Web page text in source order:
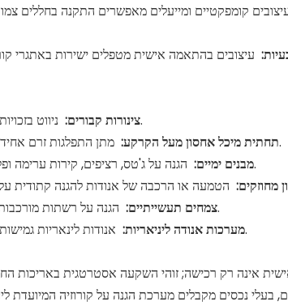
קומפקטיים ומייעלים מאפשרים התקנה בחללים
עיצובים בהתאמה אישית מטפלים ישירות באתגרי
צינורות קבורים:ניווט בזכויות-דרך, קרקעות בעלות התנגדות גבוהה, מעברי נהר ותחנות שסתום מורכבות.
תחתית מיכל אחסון מעל הקרקע:מתן התפלגות זרם אחיד על פני משטחים גדולים ולא סדירים, לרוב בתצורות הכלה משניות מאתגרות.
מבנים ימיים:הגנה על ג'טס, רציפים, קירות ערימה ופלטפורמות מחוץ לחוף בסביבות מי ים אגרסיביות עם מליחות וזרמים משתנים.
מחוזקים:
צמחים תעשייתיים:הגנה על רשתות מורכבות של צנרת קבורה, חוות טנקים ויסודות כלי שיט בתנאי אדמה מזוהמים מאוד.
מערכות אנודה ליניאריות:אנודות לינאריות גמישות או נוקשות בהתאמה אישית לצינורות, תחתיות טנקים ואנודות באר עמוקות.
בעלי נכסים מקבלים מערכת הגנה על קורוזיה